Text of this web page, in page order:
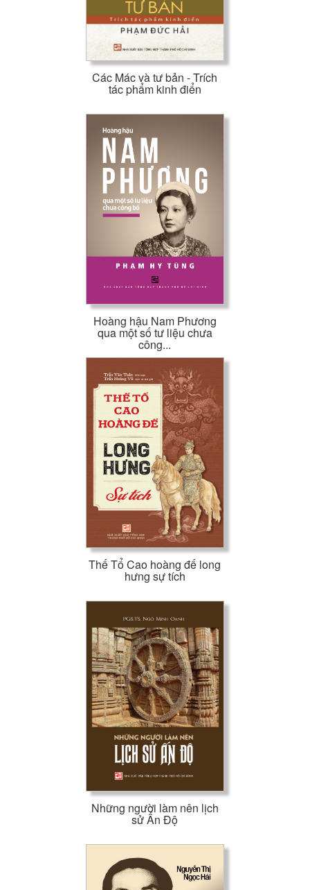
Các Mác và tư bản - Trích
tác phẩm kinh điển
Hoàng hậu Nam Phương
qua một số tư liệu chưa
công...
Thế Tổ Cao hoàng đế long
hưng sự tích
Những người làm nên lịch
sử Ấn Độ